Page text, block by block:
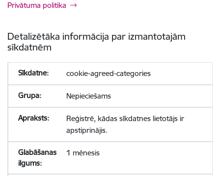
Privātuma politika
Detalizētāka informācija par izmantotajām
sīkdatnēm
cookie-agreed-categories
Nepieciešams
Reģistrē, kādas sīkdatnes lietotājs ir
apstiprinājis.
1 mēnesis